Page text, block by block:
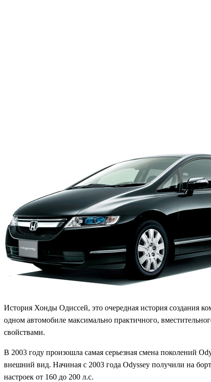
История Хонды Одиссей, это очередная история создания
одном автомобиле максимально практичного,
свойствами.
В 2003 году произошла самая серьезная смена поколений
внешний вид. Начиная с 2003 года Odyssey получили на
настроек от 160 до 200 л.с.